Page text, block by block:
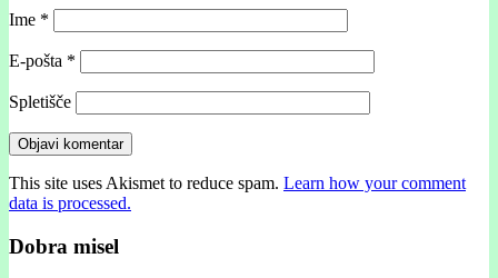
Ime *
E-pošta *
Spletišče
This site uses Akismet to reduce spam. Learn how your comment
data is processed.
Dobra misel